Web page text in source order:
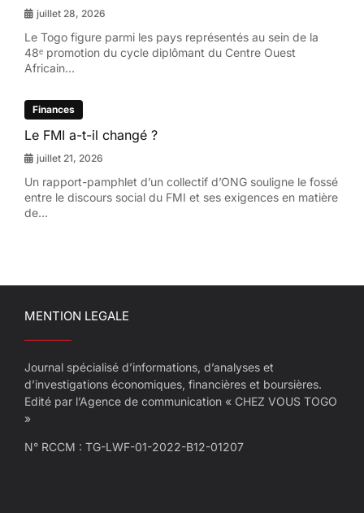
juillet 28, 2026
Le Togo figure parmi les pays représentés au sein de la
48ᵉ promotion du cycle diplômant du Centre Ouest
Africain...
Finances
Le FMI a-t-il changé ?
juillet 21, 2026
Un rapport-pamphlet d’un collectif d’ONG souligne le fossé
entre le discours social du FMI et ses exigences en matière
de...
MENTION LEGALE
Journal spécialisé d’informations, d’analyses et
d’investigations économiques, financières et boursières.
Edité par l’Agence de communication « CHEZ VOUS TOGO
»
N° RCCM : TG-LWF-01-2022-B12-01207